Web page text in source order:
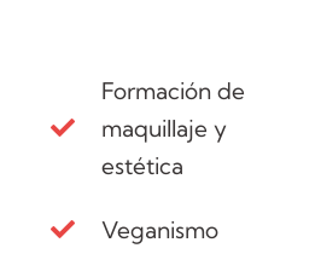
Formación de
maquillaje y
estética
Veganismo